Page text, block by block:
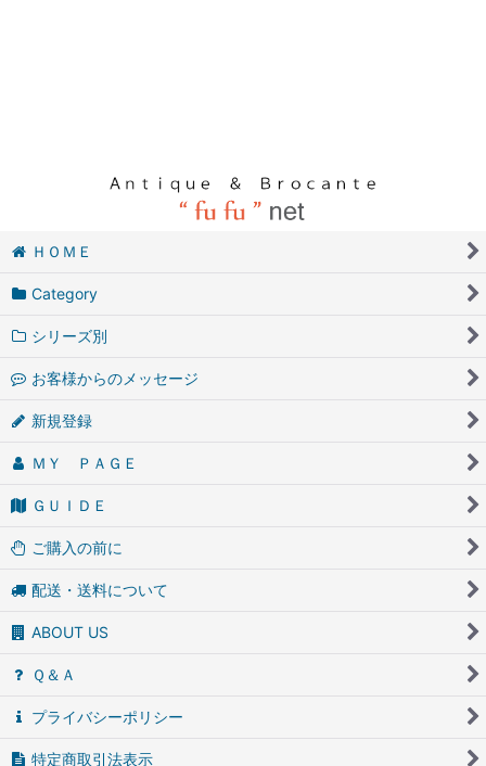
ＨＯＭＥ
Category
シリーズ別
お客様からのメッセージ
新規登録
ＭＹ ＰＡＧＥ
ＧＵＩＤＥ
ご購入の前に
配送・送料について
ABOUT US
Ｑ＆Ａ
プライバシーポリシー
特定商取引法表示